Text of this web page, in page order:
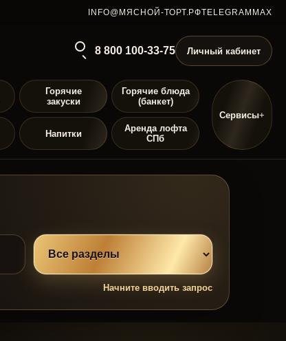
INFO@МЯСНОЙ-ТОРТ.РФTELEGRAM MAX
Горячие
закуски
Горячие блюда
(банкет)
Напитки
Аренда лофта
СПб
Сервисы
8 800 100-33-75 Личный кабинет
Начните вводить запрос